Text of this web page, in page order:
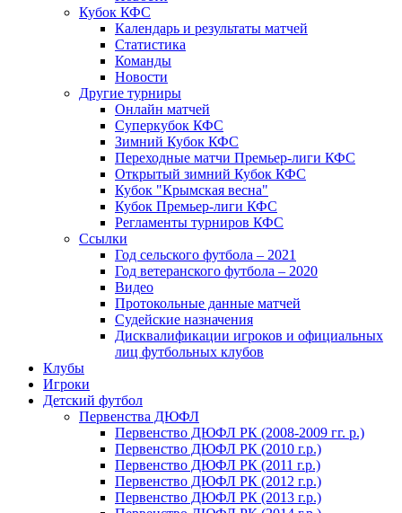
Кубок КФС
Календарь и результаты матчей
Статистика
Команды
Новости
Другие турниры
Онлайн матчей
Суперкубок КФС
Зимний Кубок КФС
Переходные матчи Премьер-лиги КФС
Открытый зимний Кубок КФС
Кубок "Крымская весна"
Кубок Премьер-лиги КФС
Регламенты турниров КФС
Ссылки
Год сельского футбола – 2021
Год ветеранского футбола – 2020
Видео
Протокольные данные матчей
Судейские назначения
Дисквалификации игроков и официальных
лиц футбольных клубов
Клубы
Игроки
Детский футбол
Первенства ДЮФЛ
Первенство ДЮФЛ РК (2008-2009 гг. р.)
Первенство ДЮФЛ РК (2010 г.р.)
Первенство ДЮФЛ РК (2011 г.р.)
Первенство ДЮФЛ РК (2012 г.р.)
Первенство ДЮФЛ РК (2013 г.р.)